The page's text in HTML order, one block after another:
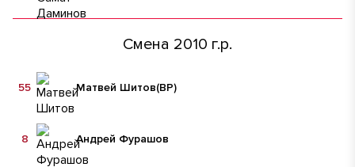
Смена 2010 г.р.
Матвей Шитов(ВР)
55
Андрей Фурашов
8